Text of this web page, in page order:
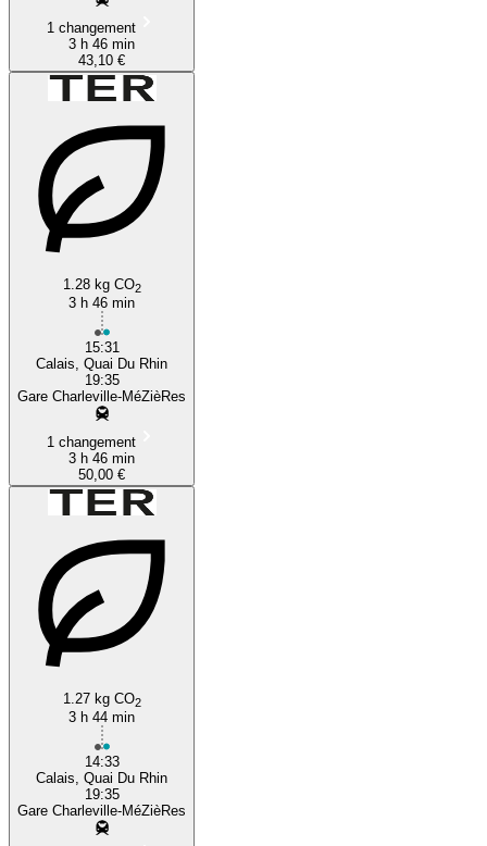
1 changement
3 h 46 min
43,10 €
1.28 kg CO2
3 h 46 min
15:31
Calais, Quai Du Rhin
19:35
Gare Charleville-MéZièRes
1 changement
3 h 46 min
50,00 €
1.27 kg CO2
3 h 44 min
14:33
Calais, Quai Du Rhin
19:35
Gare Charleville-MéZièRes